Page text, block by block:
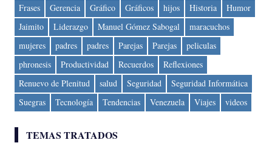
Frases
Gerencia Gráfico Gráficos hijos Historia
Humor
Jaimito
Liderazgo Manuel Gómez Sabogal
maracuchos
mujeres
padres padres Parejas Parejas
peliculas
phronesis
Productividad Recuerdos
Reflexiones
Renuevo de Plenitud
salud Seguridad
Seguridad Informática
Suegras
Tecnología Tendencias Venezuela Viajes videos
TEMAS TRATADOS